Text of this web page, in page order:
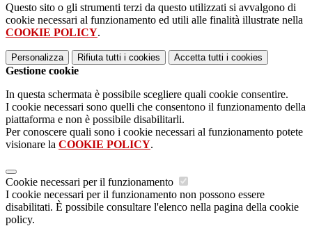
Questo sito o gli strumenti terzi da questo utilizzati si avvalgono di
cookie necessari al funzionamento ed utili alle finalità illustrate nella
COOKIE POLICY.
Personalizza Rifiuta tutti i cookies Accetta tutti i cookies
Gestione cookie
In questa schermata è possibile scegliere quali cookie consentire.
I cookie necessari sono quelli che consentono il funzionamento della
piattaforma e non è possibile disabilitarli.
Per conoscere quali sono i cookie necessari al funzionamento potete
visionare la COOKIE POLICY.
Cookie necessari per il funzionamento
I cookie necessari per il funzionamento non possono essere
disabilitati. È possibile consultare l'elenco nella pagina della cookie
policy.